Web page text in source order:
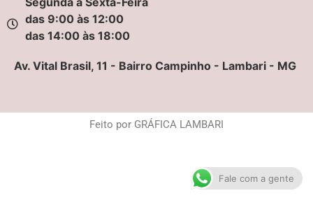
das 9:00 às 12:00
das 14:00 às 18:00
Av. Vital Brasil, 11 - Bairro Campinho - Lambari - MG
Feito por GRÁFICA LAMBARI
Fale com a gente